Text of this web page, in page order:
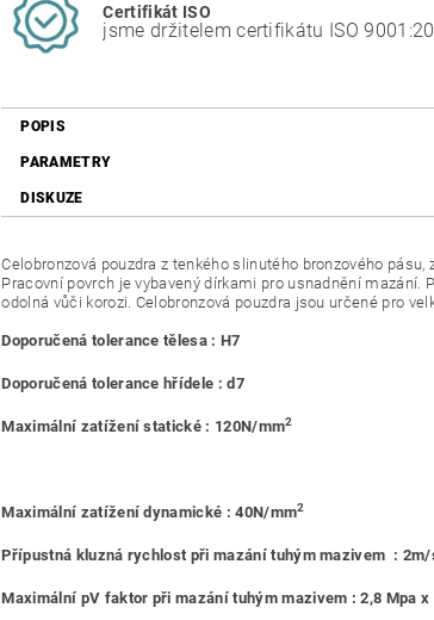
Certifikát ISO
jsme držitelem certifikátu ISO
POPIS
PARAMETRY
DISKUZE
Celobronzová pouzdra z tenkého slinutého bronzového
Pracovní povrch je vybavený dírkami pro usnadnění mazání.
odolná vůči korozi. Celobronzová pouzdra jsou určené pro
Doporučená tolerance tělesa : H7
Doporučená tolerance hřídele : d7
Maximální zatížení statické : 120N/mm2
Maximální zatížení dynamické : 40N/mm2
Přípustná kluzná rychlost při mazání tuhým mazivem : 2m/
Maximální pV faktor při mazání tuhým mazivem : 2,8 Mpa x